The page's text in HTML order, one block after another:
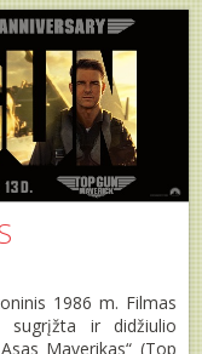
1986 m. Filmas
sugrįžta ir didžiulio
Maverikas“ (Top